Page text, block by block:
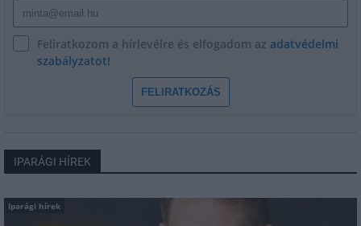
Feliratkozom a hírlevélre és elfogadom az adatvédelmi
szabályzatot!
FELIRATKOZÁS
IPARÁGI HÍREK
Iparági hírek